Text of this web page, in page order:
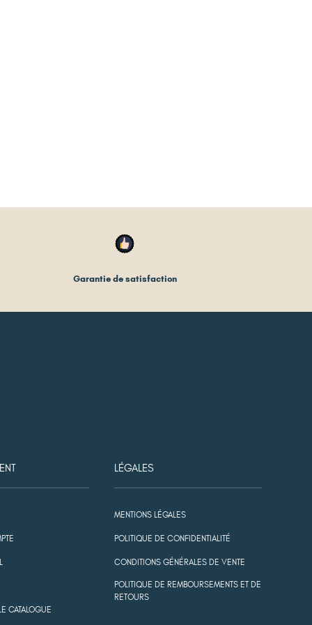
Garantie de satisfaction
CATALOGUE
LÉGALES
MENTIONS LÉGALES
POLITIQUE DE CONFIDENTIALITÉ
CONDITIONS GÉNÉRALES DE VENTE
POLITIQUE DE REMBOURSEMENTS ET DE
RETOURS